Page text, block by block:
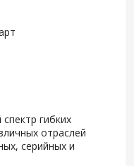
гибких
отраслей
серийных и